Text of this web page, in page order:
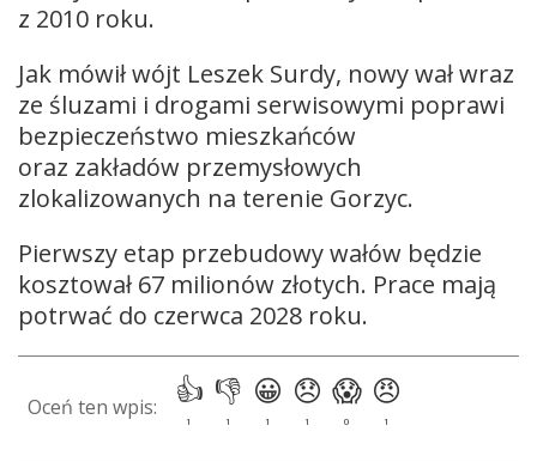
z 2010 roku.
Jak mówił wójt Leszek Surdy, nowy wał wraz
ze śluzami i drogami serwisowymi poprawi
bezpieczeństwo mieszkańców
oraz zakładów przemysłowych
zlokalizowanych na terenie Gorzyc.
Pierwszy etap przebudowy wałów będzie
kosztował 67 milionów złotych. Prace mają
potrwać do czerwca 2028 roku.